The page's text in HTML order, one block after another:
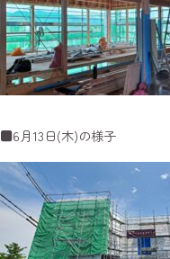
■6月13日(木)の様子